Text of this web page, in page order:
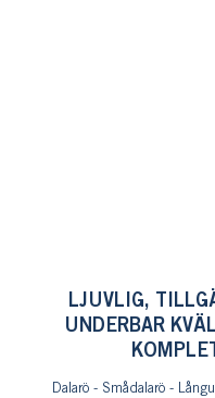
LJUVLIG,
UNDERBAR
Dalarö - Smådalarö -